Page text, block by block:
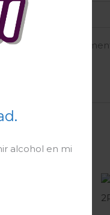
alcohol en mi
vez que